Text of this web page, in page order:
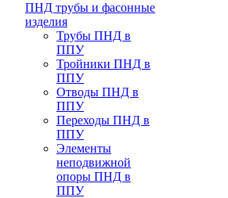
ПНД трубы и фасонные
изделия
Трубы ПНД в
ППУ
Тройники ПНД в
ППУ
Отводы ПНД в
ППУ
Переходы ПНД в
ППУ
Элементы
неподвижной
опоры ПНД в
ППУ